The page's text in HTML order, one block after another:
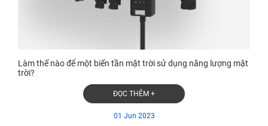
Làm thế nào để một biến tần mặt trời sử dụng năng lượng mặt
trời?
ĐỌC THÊM +
01 Jun 2023